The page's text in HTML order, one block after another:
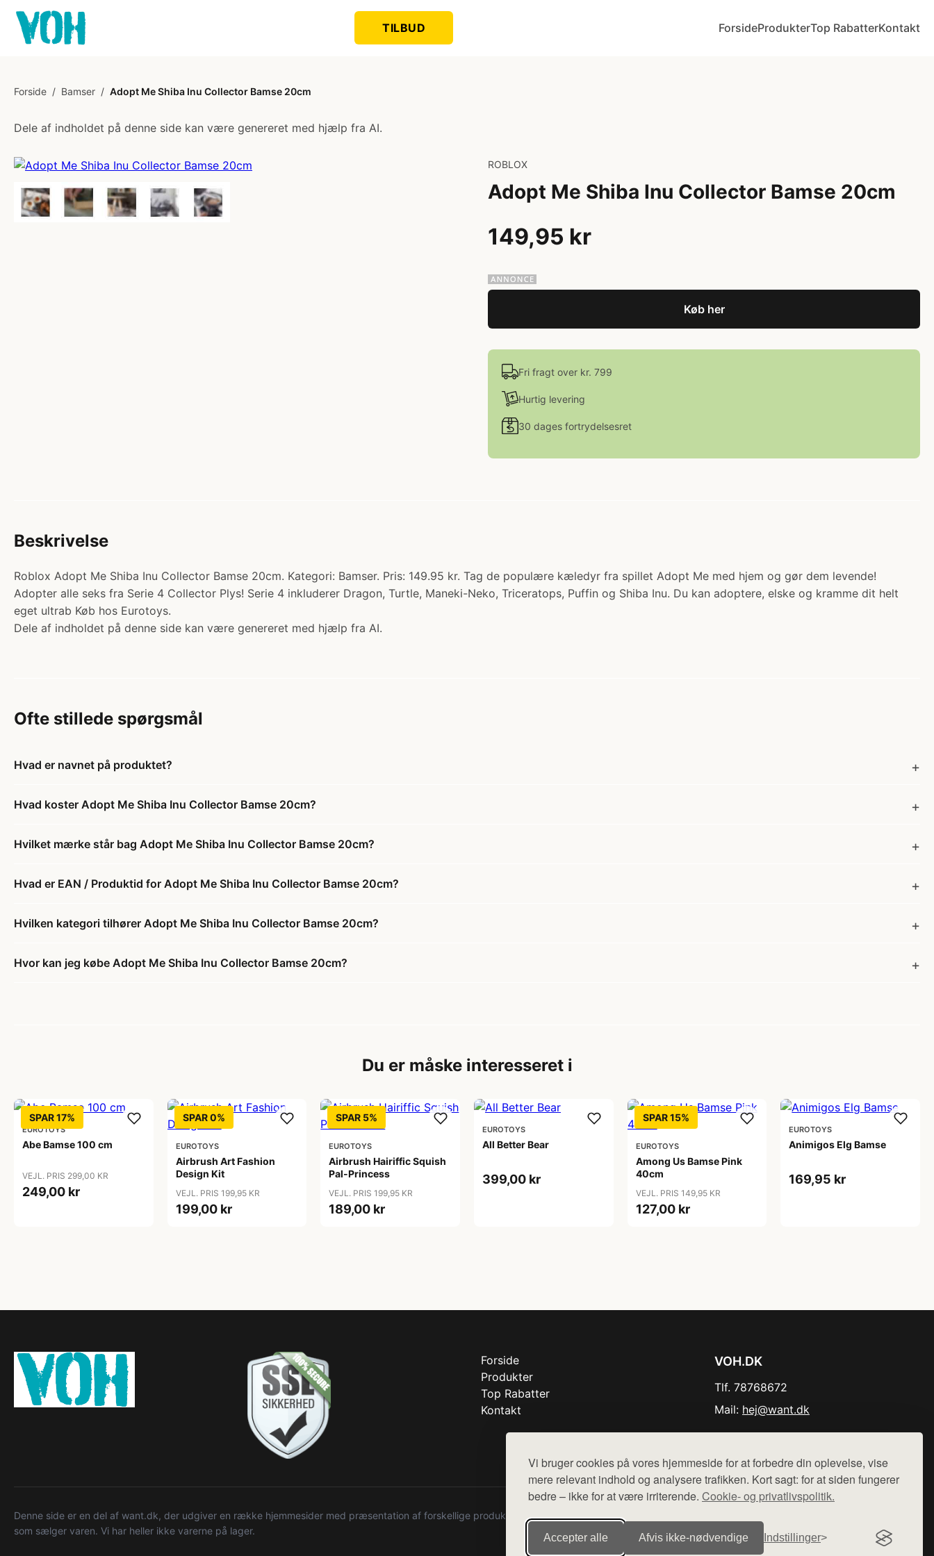
Vi bruger cookies på vores hjemmeside for at forbedre din oplevelse, vise
mere relevant indhold og analysere trafikken. Kort sagt: for at siden fungerer
bedre – ikke for at være irriterende. Cookie- og privatlivspolitik.
Accepter alle Afvis ikke‑nødvendige Indstillinger
TILBUD ForsideProdukterTop RabatterKontakt
Forside / Bamser / Adopt Me Shiba Inu Collector Bamse 20cm
Dele af indholdet på denne side kan være genereret med hjælp fra AI.
ROBLOX
Adopt Me Shiba Inu Collector Bamse 20cm
149,95 kr
Køb her
Fri fragt over kr. 799
Hurtig levering
30 dages fortrydelsesret
Beskrivelse
Roblox Adopt Me Shiba Inu Collector Bamse 20cm. Kategori: Bamser. Pris: 149.95 kr. Tag de populære kæledyr fra spillet Adopt Me med hjem og gør dem levende!
Adopter alle seks fra Serie 4 Collector Plys! Serie 4 inkluderer Dragon, Turtle, Maneki-Neko, Triceratops, Puffin og Shiba Inu. Du kan adoptere, elske og kramme dit helt
eget ultrab Køb hos Eurotoys.
Dele af indholdet på denne side kan være genereret med hjælp fra AI.
Ofte stillede spørgsmål
Hvad er navnet på produktet?
Hvad koster Adopt Me Shiba Inu Collector Bamse 20cm?
Hvilket mærke står bag Adopt Me Shiba Inu Collector Bamse 20cm?
Hvad er EAN / Produktid for Adopt Me Shiba Inu Collector Bamse 20cm?
Hvilken kategori tilhører Adopt Me Shiba Inu Collector Bamse 20cm?
Hvor kan jeg købe Adopt Me Shiba Inu Collector Bamse 20cm?
Du er måske interesseret i
SPAR 17%
EUROTOYS
Abe Bamse 100 cm
VEJL. PRIS 299,00 KR
249,00 kr
SPAR 0%
EUROTOYS
Airbrush Art Fashion
Design Kit
VEJL. PRIS 199,95 KR
199,00 kr
SPAR 5%
EUROTOYS
Airbrush Hairiffic Squish
Pal-Princess
VEJL. PRIS 199,95 KR
189,00 kr
EUROTOYS
All Better Bear
399,00 kr
SPAR 15%
EUROTOYS
Among Us Bamse Pink
40cm
VEJL. PRIS 149,95 KR
127,00 kr
EUROTOYS
Animigos Elg Bamse
169,95 kr
Forside
Produkter
Top Rabatter
Kontakt
VOH.DK
Tlf. 78768672
Mail: hej@want.dk
Denne side er en del af want.dk, der udgiver en række hjemmesider med præsentation af forskellige produkter fra diverse webshops. Der sælges ikke varer fra denne side - vi henviser til de shops,
som sælger varen. Vi har heller ikke varerne på lager.